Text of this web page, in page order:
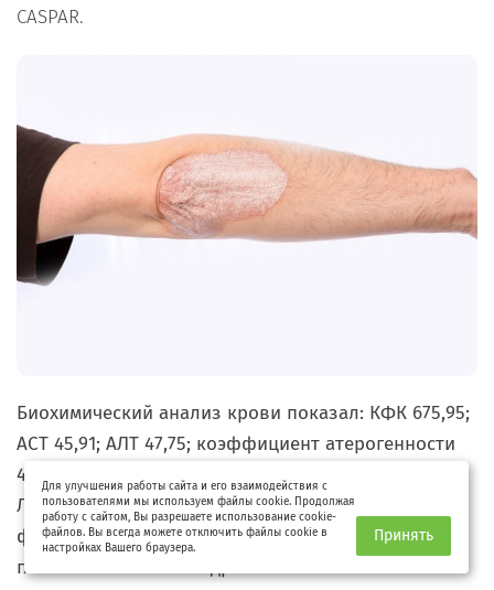
CASPAR.
Биохимический анализ крови показал: КФК 675,95;
АСТ 45,91; АЛТ 47,75; коэффициент атерогенности
4,65 при холестерине 5,2 (триглиц. 2,1, ЛПВП 0,92,
ЛПНП 3,33, С-реактивный белок 5, ревматоидный
фактор 7). Есть проблемы с суставами, шейный и
поясничный остеохондроз.
Для улучшения работы сайта и его взаимодействия с
пользователями мы используем файлы cookie. Продолжая
работу с сайтом, Вы разрешаете использование cookie-
файлов. Вы всегда можете отключить файлы cookie в
настройках Вашего браузера.
Принять